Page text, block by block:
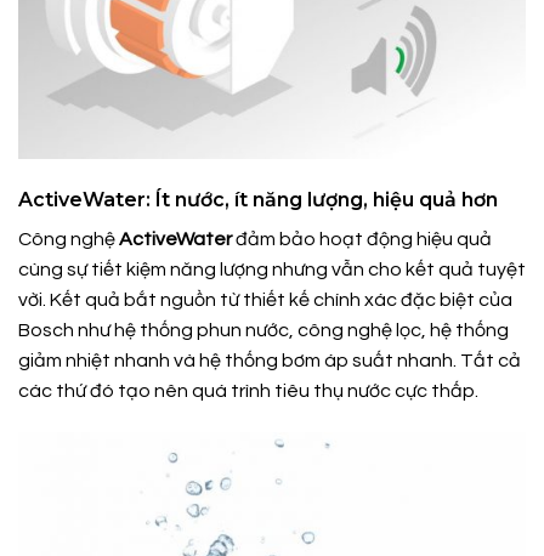
ActiveWater: Ít nước, ít năng lượng, hiệu quả hơn
Công nghệActiveWaterđảm bảo hoạt động hiệu quả
cùng sự tiết kiệm năng lượng nhưng vẫn cho kết quả tuyệt
vời. Kết quả bắt nguồn từ thiết kế chính xác đặc biệt của
Bosch như hệ thống phun nước, công nghệ lọc, hệ thống
giảm nhiệt nhanh và hệ thống bơm áp suất nhanh. Tất cả
các thứ đó tạo nên quá trình tiêu thụ nước cực thấp.